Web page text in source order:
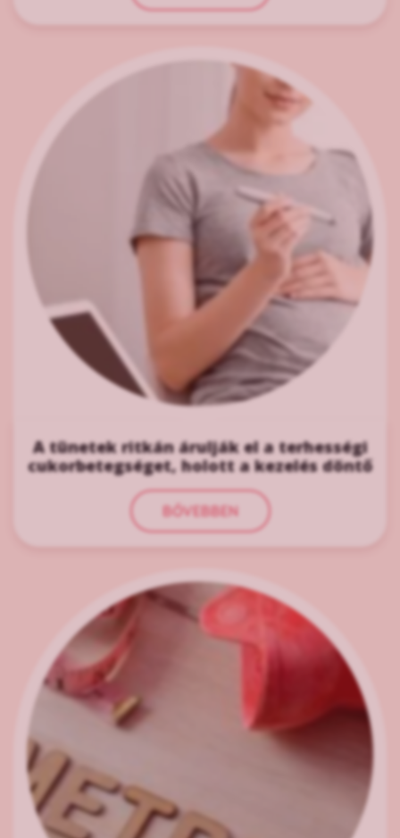
A tünetek ritkán árulják el a terhességi
cukorbetegséget, holott a kezelés döntő
BŐVEBBEN